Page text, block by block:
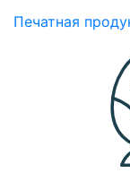
Печатная